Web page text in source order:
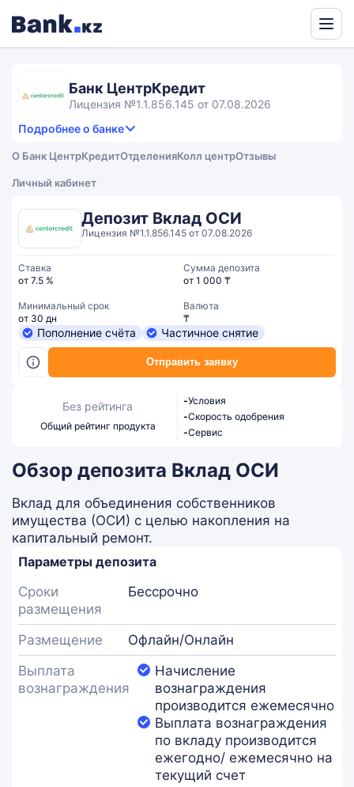
Банк ЦентрКредит
Лицензия №1.1.856.145 от 07.08.2026
Подробнее о банке
3.3
3,3
rating
Продукты и услуги
Сервис
О Банк ЦентрКредитОтделенияКолл центрОтзывы
Личный кабинет
Депозит Вклад ОСИ
Лицензия №1.1.856.145 от 07.08.2026
Отправить заявку
Ставка
от 7.5 %
Сумма депозита
от 1 000 ₸
Минимальный срок
от 30 дн
Валюта
₸
Пополнение счёта Частичное снятие
Без рейтинга
Общий рейтинг продукта
-Условия
-Скорость одобрения
-Сервис
Обзор депозита Вклад ОСИ
Вклад для объединения собственников
имущества (ОСИ) с целью накопления на
капитальный ремонт.
Параметры депозита
Сроки
размещения
Бессрочно
Размещение
Офлайн/Онлайн
Выплата
вознаграждения
Начисление
вознаграждения
производится ежемесячно
Выплата вознаграждения
по вкладу производится
ежегодно/ ежемесячно на
текущий счет